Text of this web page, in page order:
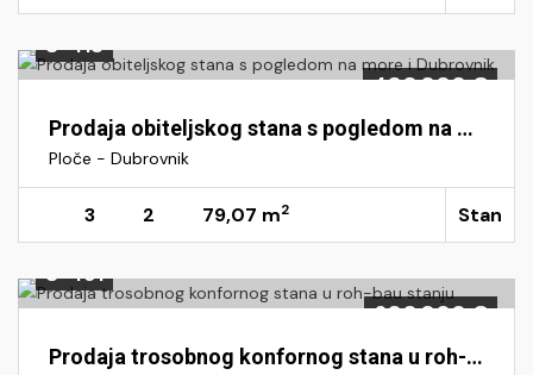
400.000 €
S-413
Prodaja obiteljskog stana s pogledom na more i Dubrovnik
Ploče - Dubrovnik
3 2 79,07 m2 Stan
600.000 €
S-491
Prodaja trosobnog konfornog stana u roh-bau stanju